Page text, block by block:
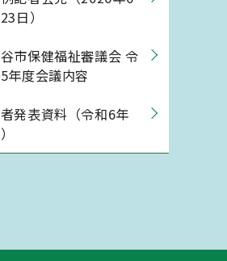
日）
市保健福祉審議会 令
年度会議内容
発表資料（令和6年